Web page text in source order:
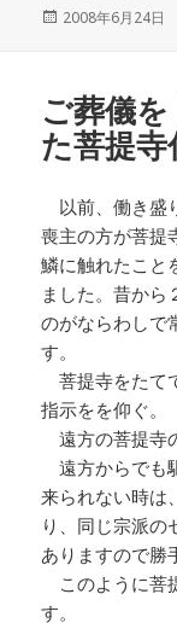
投
2008年6月24日
ご葬儀
た菩提寺
以前、働き盛
喪主の方が菩提
鱗に触れたこと
ました。昔から
のがならわしで
す。
菩提寺をたて
指示をを仰ぐ。
遠方の菩提寺
遠方からでも
来られない時は
り、同じ宗派の
ありますので勝
このように菩
す。